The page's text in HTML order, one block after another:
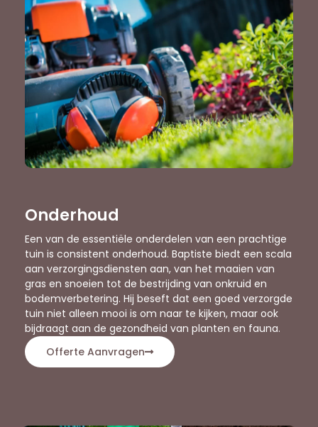
Onderhoud
Een van de essentiële onderdelen van een prachtige
tuin is consistent onderhoud. Baptiste biedt een scala
aan verzorgingsdiensten aan, van het maaien van
gras en snoeien tot de bestrijding van onkruid en
bodemverbetering. Hij beseft dat een goed verzorgde
tuin niet alleen mooi is om naar te kijken, maar ook
bijdraagt aan de gezondheid van planten en fauna.
Offerte Aanvragen